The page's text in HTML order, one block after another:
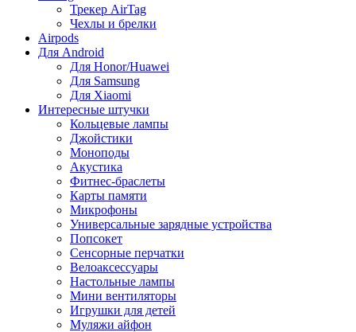
Трекер AirTag
Чехлы и брелки
Airpods
Для Android
Для Honor/Huawei
Для Samsung
Для Xiaomi
Интересные штучки
Кольцевые лампы
Джойстики
Моноподы
Акустика
Фитнес-браслеты
Карты памяти
Микрофоны
Универсальные зарядные устройства
Попсокет
Сенсорные перчатки
Велоаксессуары
Настольные лампы
Мини вентиляторы
Игрушки для детей
Муляжи айфон